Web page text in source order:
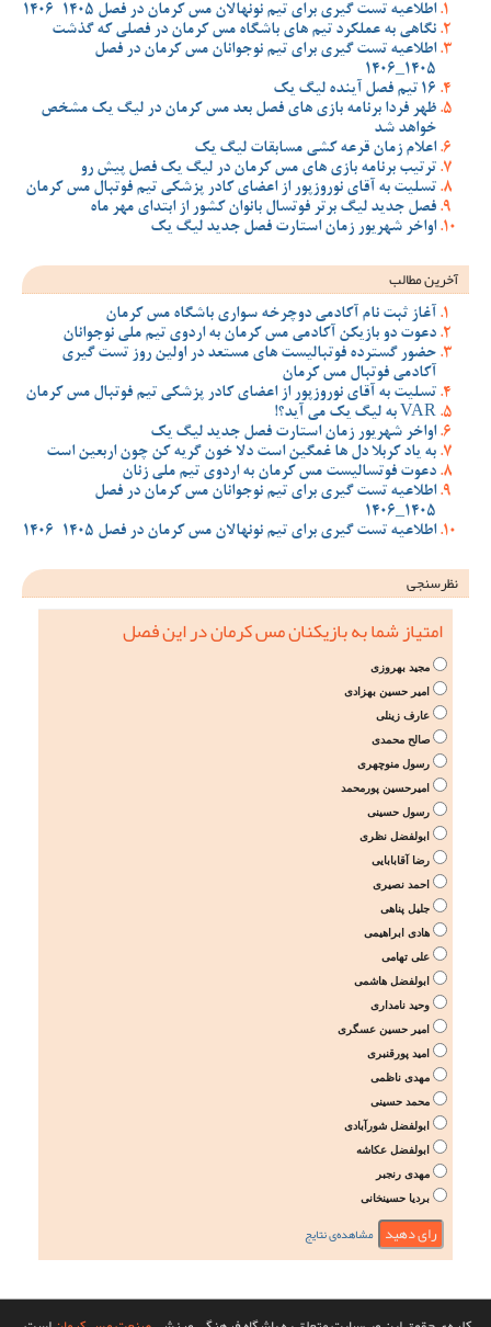
اطلاعیه تست گیری برای تیم نونهالان مس کرمان در فصل 1405-1406
نگاهی به عملکرد تیم های باشگاه مس کرمان در فصلی که گذشت
اطلاعیه تست گیری برای تیم نوجوانان مس کرمان در فصل
1405_1406
16 تیم فصل آینده لیگ یک
ظهر فردا برنامه بازی های فصل بعد مس کرمان در لیگ یک مشخص
خواهد شد
اعلام زمان قرعه کشی مسابقات لیگ یک
ترتیب برنامه بازی های مس کرمان در لیگ یک فصل پیش رو
تسلیت به آقای نوروزپور از اعضای کادر پزشکی تیم فوتبال مس کرمان
فصل جدید لیگ برتر فوتسال بانوان کشور از ابتدای مهر ماه
اواخر شهریور زمان استارت فصل جدید لیگ یک
آخرین مطالب
آغاز ثبت نام آکادمی دوچرخه سواری باشگاه مس کرمان
دعوت دو بازیکن آکادمی مس کرمان به اردوی تیم ملی نوجوانان
حضور گسترده فوتبالیست های مستعد در اولین روز تست گیری
آکادمی فوتبال مس کرمان
تسلیت به آقای نوروزپور از اعضای کادر پزشکی تیم فوتبال مس کرمان
VAR به لیگ یک می آید؟!
اواخر شهریور زمان استارت فصل جدید لیگ یک
به یاد کربلا دل ها غمگین است دلا خون گریه کن چون اربعین است
دعوت فوتسالیست مس کرمان به اردوی تیم ملی زنان
اطلاعیه تست گیری برای تیم نوجوانان مس کرمان در فصل
1405_1406
اطلاعیه تست گیری برای تیم نونهالان مس کرمان در فصل 1405-1406
نظرسنجی
امتیاز شما به بازیکنان مس کرمان در این فصل
مجید بهروزی
امیر حسین بهزادی
عارف زینلی
صالح محمدی
رسول منوچهری
امیرحسین پورمحمد
رسول حسینی
ابولفضل نظری
رضا آقابابایی
احمد نصیری
جلیل پناهی
هادی ابراهیمی
علی تهامی
ابولفضل هاشمی
وحید نامداری
امیر حسین عسگری
امید پورقنبری
مهدی ناظمی
محمد حسینی
ابولفضل شورآبادی
ابولفضل عکاشه
مهدی رنجبر
بردیا حسینخانی
مشاهده‌ی نتایج